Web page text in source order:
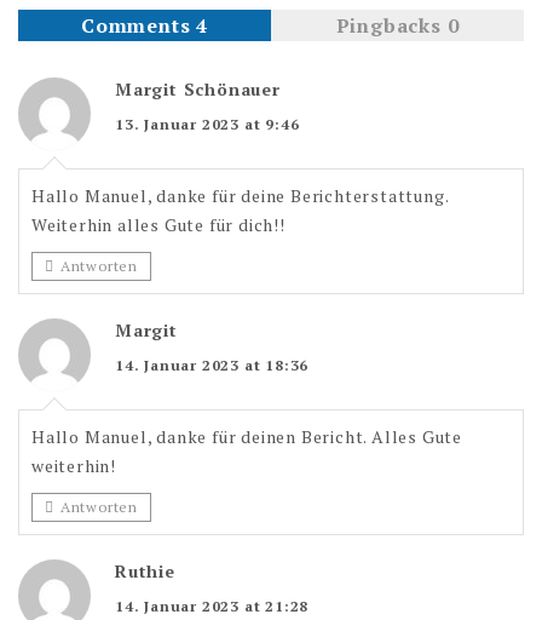
Comments 4 Pingbacks 0
Margit Schönauer
13. Januar 2023 at 9:46
Hallo Manuel, danke für deine Berichterstattung.
Weiterhin alles Gute für dich!!
Antworten
Margit
14. Januar 2023 at 18:36
Hallo Manuel, danke für deinen Bericht. Alles Gute
weiterhin!
Antworten
Ruthie
14. Januar 2023 at 21:28